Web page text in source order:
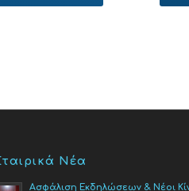
Νέα
Ασφάλιση Εκδηλώσεων & Νέοι